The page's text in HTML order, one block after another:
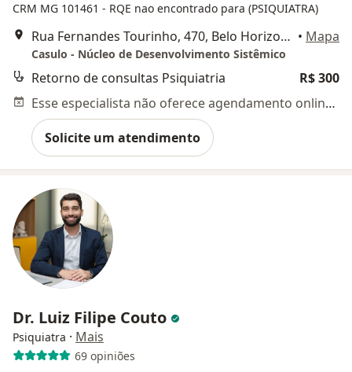
CRM MG 101461 - RQE nao encontrado para (PSIQUIATRA)
Rua Fernandes Tourinho, 470, Belo Horizonte • Mapa
Casulo - Núcleo de Desenvolvimento Sistêmico
Retorno de consultas Psiquiatria
R$ 300
Esse especialista não oferece agendamento online para esse endereço.
Solicite um atendimento
Dr. Luiz Filipe Couto
Psiquiatra · Mais
69 opiniões